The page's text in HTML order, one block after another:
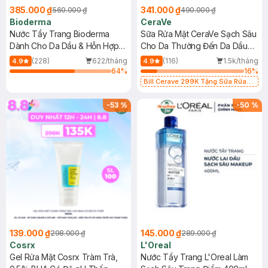
385.000 ₫560.000 ₫
Bioderma
Nước Tẩy Trang Bioderma
Dành Cho Da Dầu & Hỗn Hợp
500ml
4.9 (228)
622/tháng
64%
341.000 ₫490.000 ₫
CeraVe
Sữa Rửa Mặt CeraVe Sạch Sâu
Cho Da Thường Đến Da Dầu
473ml
4.9 (116)
1.5k/tháng
16%
Bill Cerave 299K Tặng Sữa Rửa
-53%
139.000 ₫298.000 ₫
Cosrx
Gel Rửa Mặt Cosrx Tràm Trà,
-50 %
145.000 ₫289.000 ₫
L'Oreal
Nước Tẩy Trang L'Oreal Làm